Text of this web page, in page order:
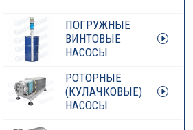
ПОГРУЖНЫЕ
ВИНТОВЫЕ
НАСОСЫ
РОТОРНЫЕ
(КУЛАЧКОВЫЕ)
НАСОСЫ